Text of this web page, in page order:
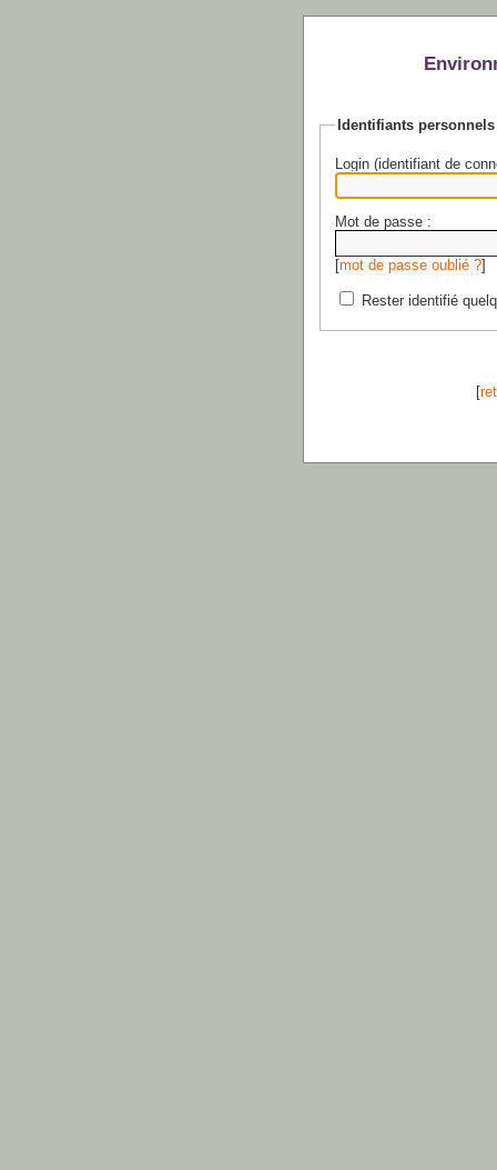
Identifiants personnels
Login (identifiant de
Mot de passe :
[mot de passe oublié ?]
Rester identifié
[